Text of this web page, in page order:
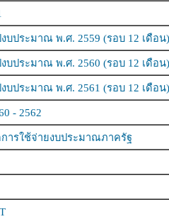
บประมาณ พ.ศ. 2559 (รอบ 12 เดือน)
บประมาณ พ.ศ. 2560 (รอบ 12 เดือน)
บประมาณ พ.ศ. 2561 (รอบ 12 เดือน)
- 2562
ารใช้จ่ายงบประมาณภาครัฐ